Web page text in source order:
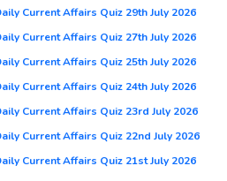
Current Affairs Quiz 29th July 2026
Current Affairs Quiz 27th July 2026
Current Affairs Quiz 25th July 2026
Current Affairs Quiz 24th July 2026
Current Affairs Quiz 23rd July 2026
Current Affairs Quiz 22nd July 2026
Current Affairs Quiz 21st July 2026